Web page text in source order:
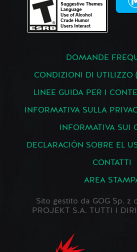
DOMANDE
CONDIZIONI DI UTILIZZO
LINEE GUIDA PER I
INFORMATIVA SULLA
INFORMATIVA SUI
DECLARACIÓN SOBRE EL
CONTATTI
AREA
Sito gestito da GOG Sp. z
PROJEKT S.A. TUTTI I